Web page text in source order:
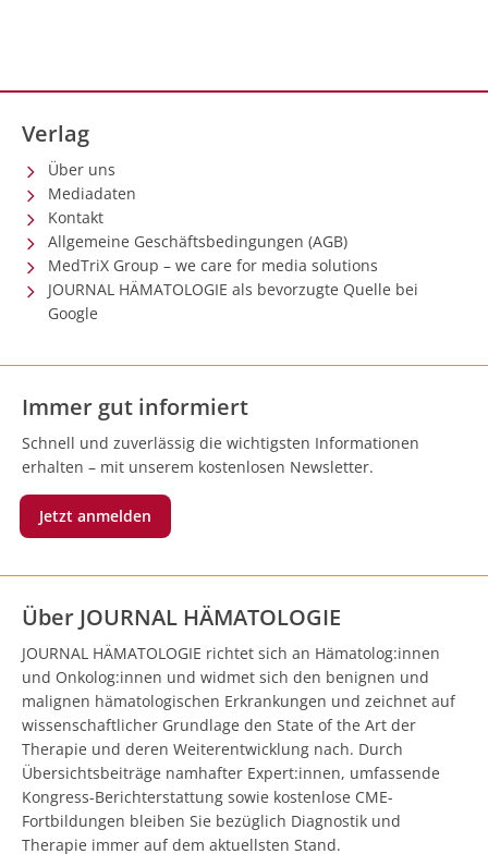
Verlag
Über uns
Mediadaten
Kontakt
Allgemeine Geschäftsbedingungen (AGB)
MedTriX Group – we care for media solutions
JOURNAL HÄMATOLOGIE als bevorzugte Quelle bei
Google
Immer gut informiert
Schnell und zuverlässig die wichtigsten Informationen
erhalten – mit unserem kostenlosen Newsletter.
Jetzt anmelden
Über JOURNAL HÄMATOLOGIE
JOURNAL HÄMATOLOGIE richtet sich an Hämatolog:innen
und Onkolog:innen und widmet sich den benignen und
malignen hämatologischen Erkrankungen und zeichnet auf
wissenschaftlicher Grundlage den State of the Art der
Therapie und deren Weiterentwicklung nach. Durch
Übersichtsbeiträge namhafter Expert:innen, umfassende
Kongress-Berichterstattung sowie kostenlose CME-
Fortbildungen bleiben Sie bezüglich Diagnostik und
Therapie immer auf dem aktuellsten Stand.